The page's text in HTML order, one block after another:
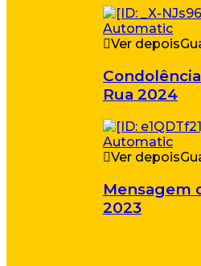
Ver depois
Rua 2024
Ver depois
Mensagem
2023